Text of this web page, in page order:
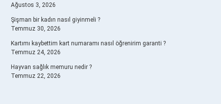
Ağustos 3, 2026
Şişman bir kadın nasıl giyinmeli ?
Temmuz 30, 2026
Kartımı kaybettim kart numaramı nasıl öğrenirim garanti ?
Temmuz 24, 2026
Hayvan sağlık memuru nedir ?
Temmuz 22, 2026